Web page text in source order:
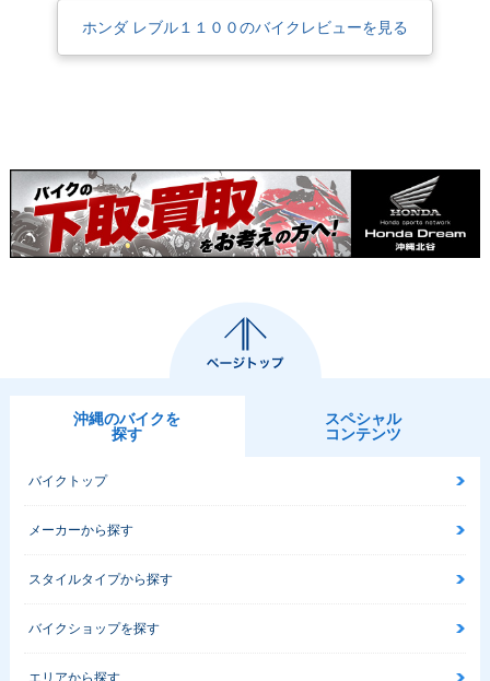
ホンダ レブル１１００のバイクレビューを見る
沖縄のバイクを
探す
スペシャル
コンテンツ
バイクトップ
メーカーから探す
スタイルタイプから探す
バイクショップを探す
エリアから探す